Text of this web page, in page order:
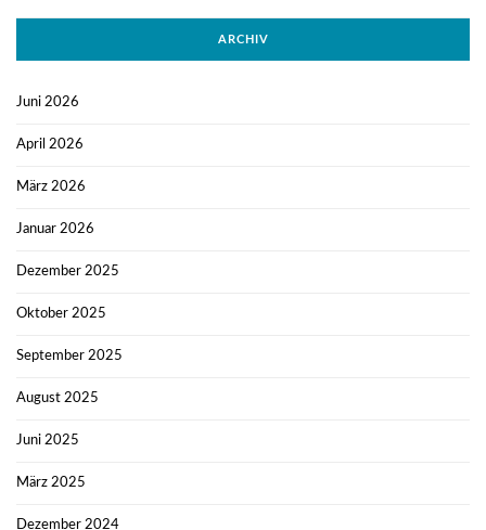
ARCHIV
Juni 2026
April 2026
März 2026
Januar 2026
Dezember 2025
Oktober 2025
September 2025
August 2025
Juni 2025
März 2025
Dezember 2024